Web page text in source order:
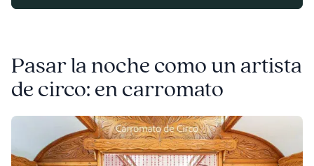
Pasar la noche como un artista
de circo: en carromato